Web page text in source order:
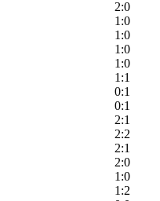
2:0
1:0
1:0
1:0
1:0
1:1
0:1
0:1
2:1
2:2
2:1
2:0
1:0
1:2